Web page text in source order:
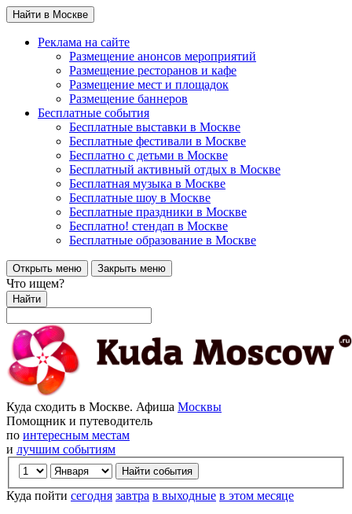
Найти в Москве
Реклама на сайте
Размещение анонсов мероприятий
Размещение ресторанов и кафе
Размещение мест и площадок
Размещение баннеров
Бесплатные события
Бесплатные выставки в Москве
Бесплатные фестивали в Москве
Бесплатно с детьми в Москве
Бесплатный активный отдых в Москве
Бесплатная музыка в Москве
Бесплатные шоу в Москве
Бесплатные праздники в Москве
Бесплатно! стендап в Москве
Бесплатные образование в Москве
Открыть меню Закрыть меню
Что ищем?
Найти
Куда сходить в Москве. Афиша Москвы
Помощник и путеводитель
по интересным местам
и лучшим событиям
Куда пойти сегодня завтра в выходные в этом месяце